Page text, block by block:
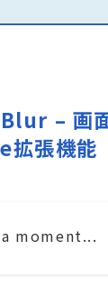
– 画面
張機能
moment...